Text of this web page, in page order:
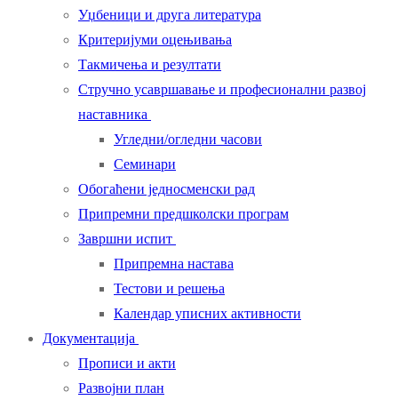
Уџбеници и друга литература
Критеријуми оцењивања
Такмичења и резултати
Стручно усавршавање и професионални развој
наставника
Угледни/огледни часови
Семинари
Обогаћени једносменски рад
Припремни предшколски програм
Завршни испит
Припремна настава
Тестови и решења
Календар уписних активности
Документација
Прописи и акти
Развојни план